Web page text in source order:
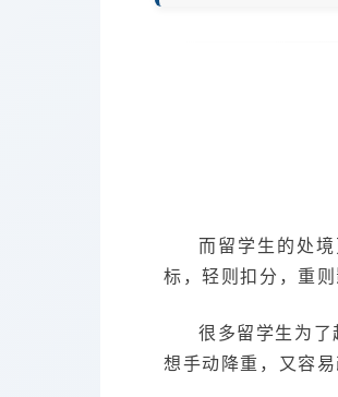
而留学生的处
标，轻则扣分，重
很多留学生为
想手动降重，又容